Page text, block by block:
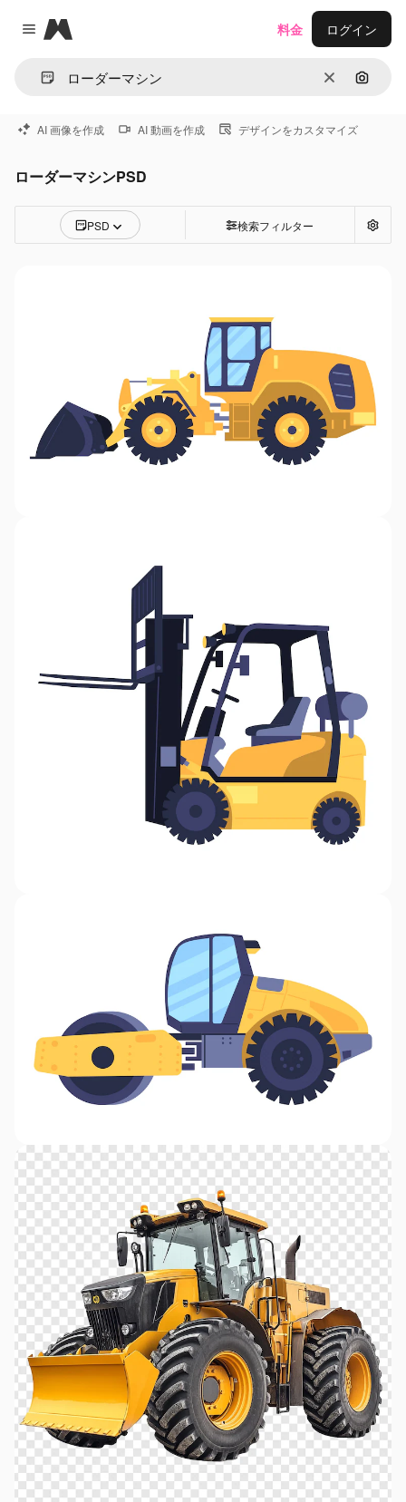
Close menu
Magnific
消去 画像で
料金 ログイン
AI 画像を作成 AI 動画を作成 デザインをカスタマイズ
ローダーマシンPSD
PSD 検索フィルター